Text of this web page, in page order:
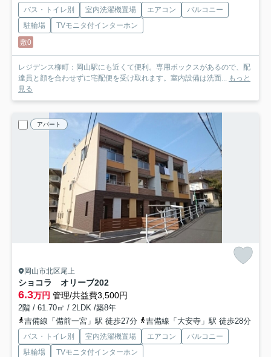
バス・トイレ別 室内洗濯機置場 エアコン
バルコニー
駐輪場
TVモニタ付インターホン
敷0
レジデンス柳町：岡山駅にも近くて便利。専用ボックスがあるので、配
達員と顔を合わせずに宅配便を受け取れます。室内設備は洗面... もっと
見る
アパート
岡山市北区尾上
ショコラ オリーブ202
6.3万円 管理/共益費3,500円
2階 / 61.70㎡ / 2LDK /築8年
吉備線「備前一宮」駅 徒歩27分
吉備線「大安寺」駅 徒歩28分
バス・トイレ別 室内洗濯機置場 エアコン
バルコニー
駐輪場
TVモニタ付インターホン